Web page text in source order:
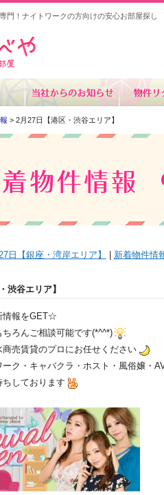
門！ナイトワークの方向けの安心お部屋探し
> 2月27日【港区・渋谷エリア】
日【銀座・湾岸エリア】 新着物件情
渋谷エリア】
情報をGET☆
ろんご相談可能です(*^^*)
商売賃貸のプロにお任せください
ク・キャバクラ・ホスト・風俗嬢・
しております